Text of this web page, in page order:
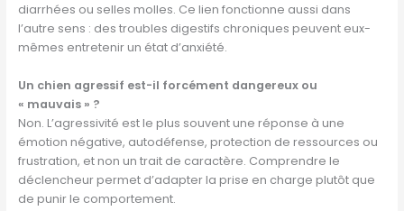
diarrhées ou selles molles. Ce lien fonctionne aussi dans
l’autre sens : des troubles digestifs chroniques peuvent eux-
mêmes entretenir un état d’anxiété.
Un chien agressif est-il forcément dangereux ou
« mauvais » ?
Non. L’agressivité est le plus souvent une réponse à une
émotion négative, autodéfense, protection de ressources ou
frustration, et non un trait de caractère. Comprendre le
déclencheur permet d’adapter la prise en charge plutôt que
de punir le comportement.